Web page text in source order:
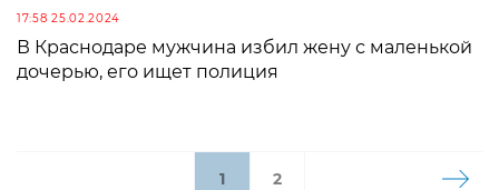
17:58 25.02.2024
В Краснодаре мужчина избил жену с маленькой
дочерью, его ищет полиция
1 2